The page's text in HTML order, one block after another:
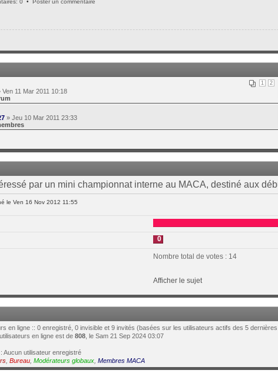
1 2
Ven 11 Mar 2011 10:18
» Jeu 10 Mar 2011 23:33
par un mini championnat interne au MACA, destiné aux
le Ven 16 Nov 2012 11:55
0
Nombre total de votes : 14
Afficher le sujet
en ligne :: 0 enregistré, 0 invisible et 9 invités (basées sur les utilisateurs actifs des 5
en ligne est de 808 , le Sam 21 Sep 2024 03:07
Aucun utilisateur enregistré
Bureau Modérateurs globaux Membres MACA